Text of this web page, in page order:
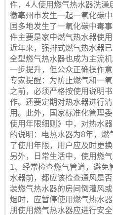
件，4人使用燃气热水器洗澡
徽亳州市发生一起一氧化
国多地发生了一氧化碳中毒
件主要是家中燃气热水器使
近年来，强排式燃气热水器
全型燃气热水器也成为主流
一步提升，但公众正确操作
专家提醒：为防止燃气和一
之前，必须严格按使用说明
作。还要定期对热水器进行
用。此外，国家标准化管理
使用年限细则》中，对热水
的说明：电热水器为8年，燃
了使用年限，用户应及时更换
另外，日常生活中，使用燃
1、经常检查燃气管道，避免
水器前，都应该检查通风是
装燃气热水器的房间倒灌风
烟时，应暂停使用燃气热水
朋使用燃气热水器应进行安